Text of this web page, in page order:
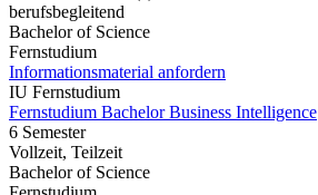
berufsbegleitend
Bachelor of Science
Fernstudium
Informationsmaterial anfordern
IU Fernstudium
Fernstudium Bachelor Business Intelligence
6 Semester
Vollzeit, Teilzeit
Bachelor of Science